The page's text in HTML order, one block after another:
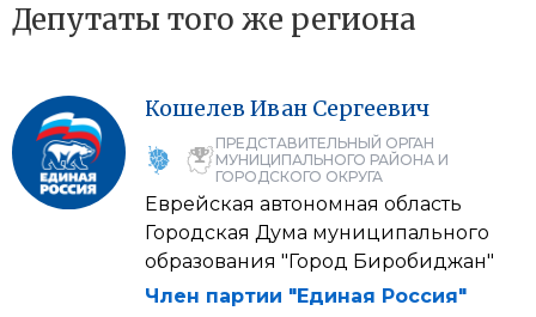
Депутаты того же региона
Кошелев Иван Сергеевич
ПРЕДСТАВИТЕЛЬНЫЙ ОРГАН
МУНИЦИПАЛЬНОГО РАЙОНА И
ГОРОДСКОГО ОКРУГА
Еврейская автономная область
Городская Дума муниципального
образования "Город Биробиджан"
Член партии "Единая Россия"